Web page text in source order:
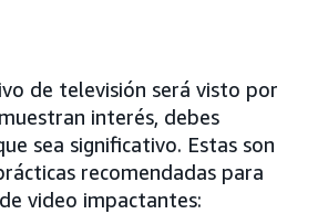
de televisión será visto por
interés, debes
sea significativo. Estas son
recomendadas para
video impactantes: